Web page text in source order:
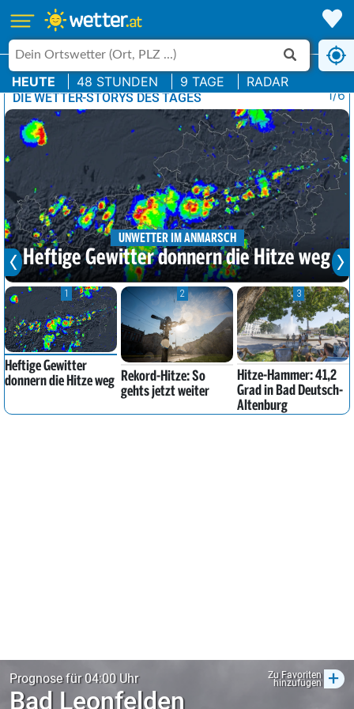
HEUTE 48 STUNDEN 9 TAGE RADAR
DIE WETTER-STORYS DES TAGES
UNWETTER IM ANMARSCH
Heftige Gewitter donnern die Hitze weg
1
Heftige Gewitter
donnern die Hitze weg
2
Rekord-Hitze: So
gehts jetzt weiter
3
Hitze-Hammer: 41,2
Grad in Bad Deutsch-
Altenburg
1/6
Prognose für 04:00 Uhr Zu Favoriten
hinzufügen +
Bad Leonfelden